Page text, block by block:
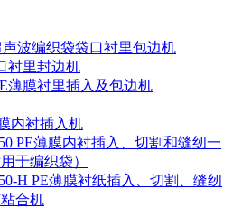
波编织袋袋口衬里包边机
衬里封边机
薄膜衬里插入及包边机
内衬插入机
PE薄膜内衬插入、切割和缝纫一
于编织袋）
H PE薄膜衬纸插入、切割、缝纫
合机